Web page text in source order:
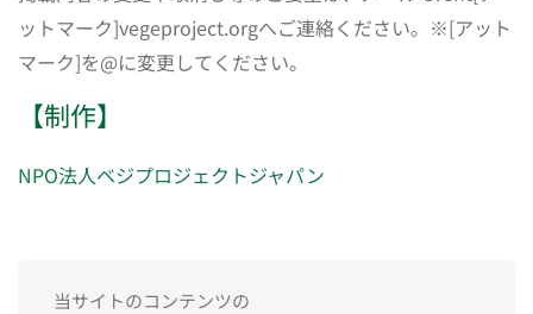
ットマーク]vegeproject.orgへご連絡ください。※[アット
マーク]を@に変更してください。
【制作】
NPO法人ベジプロジェクトジャパン
当サイトのコンテンツの